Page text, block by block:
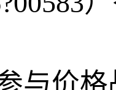
与价